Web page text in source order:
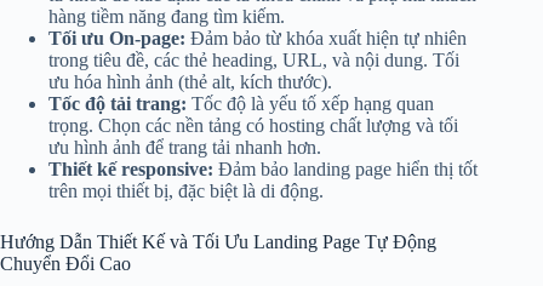
hàng tiềm năng đang tìm kiếm.
Tối ưu On-page: Đảm bảo từ khóa xuất hiện tự nhiên
trong tiêu đề, các thẻ heading, URL, và nội dung. Tối
ưu hóa hình ảnh (thẻ alt, kích thước).
Tốc độ tải trang: Tốc độ là yếu tố xếp hạng quan
trọng. Chọn các nền tảng có hosting chất lượng và tối
ưu hình ảnh để trang tải nhanh hơn.
Thiết kế responsive: Đảm bảo landing page hiển thị tốt
trên mọi thiết bị, đặc biệt là di động.
Hướng Dẫn Thiết Kế và Tối Ưu Landing Page Tự Động
Chuyển Đổi Cao